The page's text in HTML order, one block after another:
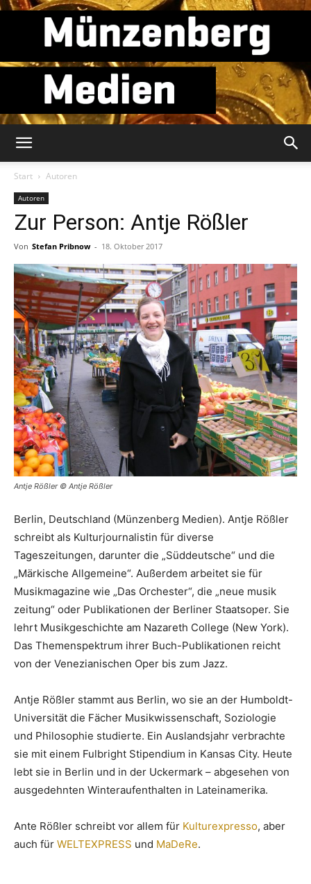
Medien
Start Autoren
Autoren
Zur Person: Antje Rößler
Von Stefan Pribnow - 18. Oktober 2017
Antje Rößler © Antje Rößler
Berlin, Deutschland (Münzenberg Medien). Antje Rößler
schreibt als Kulturjournalistin für diverse
Tageszeitungen, darunter die „Süddeutsche“ und die
„Märkische Allgemeine“. Außerdem arbeitet sie für
Musikmagazine wie „Das Orchester“, die „neue musik
zeitung“ oder Publikationen der Berliner Staatsoper. Sie
lehrt Musikgeschichte am Nazareth College (New York).
Das Themenspektrum ihrer Buch-Publikationen reicht
von der Venezianischen Oper bis zum Jazz.
Antje Rößler stammt aus Berlin, wo sie an der Humboldt-
Universität die Fächer Musikwissenschaft, Soziologie
und Philosophie studierte. Ein Auslandsjahr verbrachte
sie mit einem Fulbright Stipendium in Kansas City. Heute
lebt sie in Berlin und in der Uckermark – abgesehen von
ausgedehnten Winteraufenthalten in Lateinamerika.
Ante Rößler schreibt vor allem für Kulturexpresso, aber
auch für WELTEXPRESS und MaDeRe.